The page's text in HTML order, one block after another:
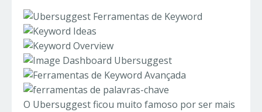
O Ubersuggest ficou muito famoso por ser mais